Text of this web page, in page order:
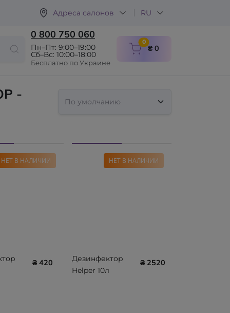
Адреса салонов RU
0 800 750 060
Пн–Пт: 9:00–19:00
Сб–Вс: 10:00–18:00
Бесплатно по Украине
0items in cart
₴ 0
-
НЕТ В НАЛИЧИИ
₴ 420
НЕТ В НАЛИЧИИ
Дезинфектор
Helper 10л
₴ 2520